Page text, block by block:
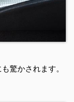
驚かされます。